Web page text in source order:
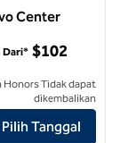
Center
Cary Lenovo
Dari* $102
Honors Tidak dapat
dikembalikan
Pilih Tanggal